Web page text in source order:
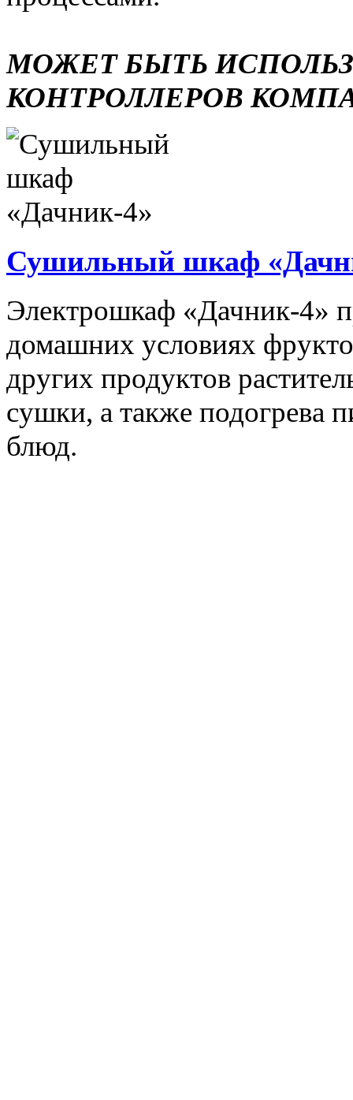
МОЖЕТ БЫТЬ
КОНТРОЛЛЕРОВ
Сушильный шкаф
Электрошкаф «Дачник-4»
домашних условиях
других продуктов
сушки, а также подогрева
блюд.